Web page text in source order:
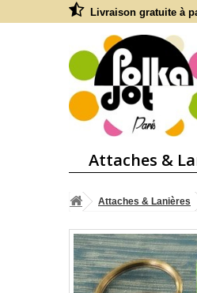
Livraison gratuite à
Attaches &
Attaches & Lanières